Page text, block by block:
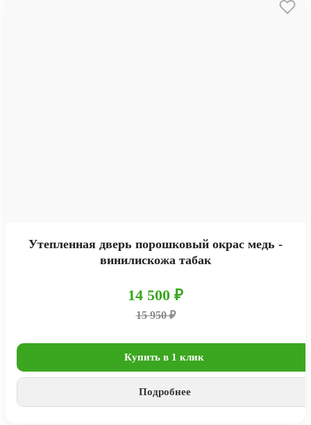
Утепленная дверь порошковый окрас медь -
винилискожа табак
14 500 ₽
15 950 ₽
Купить в 1 клик
Подробнее